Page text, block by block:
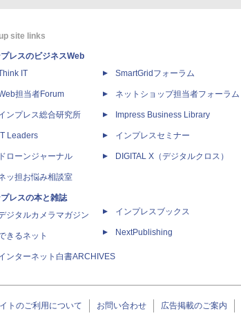
site links
レスのビジネスWeb
IT
担当者Forum
ンプレス総合研究所
IT Leaders
ドローンジャーナル
ッ担お悩み相談室
レスの本と雑誌
ジタルカメラマガジン
きるネット
ンターネット白書ARCHIVES
SmartGridフォーラム
ネットショップ担当者フォーラム
Impress Business Library
インプレスセミナー
DIGITAL X（デジタルクロス）
インプレスブックス
NextPublishing
トのご利用について お問い合わせ 広告掲載のご案内